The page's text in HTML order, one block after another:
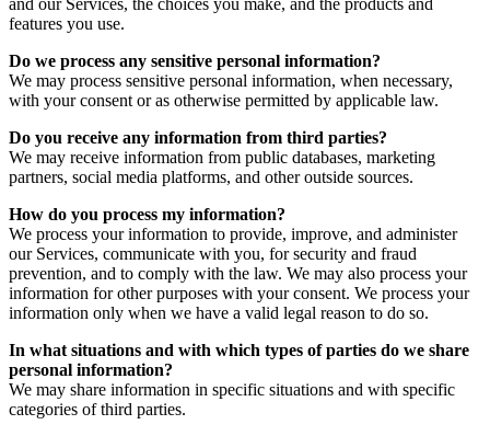
and our Services, the choices you make, and the products and
features you use.
Do we process any sensitive personal information?
We may process sensitive personal information, when necessary,
with your consent or as otherwise permitted by applicable law.
Do you receive any information from third parties?
We may receive information from public databases, marketing
partners, social media platforms, and other outside sources.
How do you process my information?
We process your information to provide, improve, and administer
our Services, communicate with you, for security and fraud
prevention, and to comply with the law. We may also process your
information for other purposes with your consent. We process your
information only when we have a valid legal reason to do so.
In what situations and with which types of parties do we share
personal information?
We may share information in specific situations and with specific
categories of third parties.